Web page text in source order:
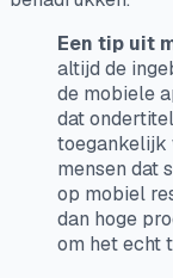
Een tip uit
altijd de
de mobiele
dat
toegankelijk
mensen dat
op mobiel
dan hoge
om het echt